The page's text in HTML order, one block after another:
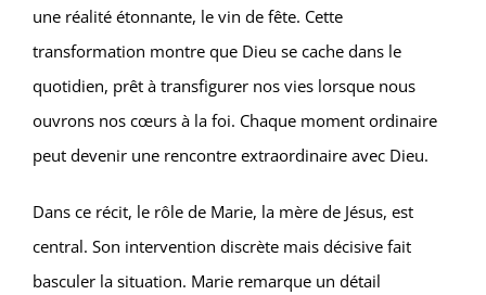
une réalité étonnante, le vin de fête. Cette
transformation montre que Dieu se cache dans le
quotidien, prêt à transfigurer nos vies lorsque nous
ouvrons nos cœurs à la foi. Chaque moment ordinaire
peut devenir une rencontre extraordinaire avec Dieu.
Dans ce récit, le rôle de Marie, la mère de Jésus, est
central. Son intervention discrète mais décisive fait
basculer la situation. Marie remarque un détail